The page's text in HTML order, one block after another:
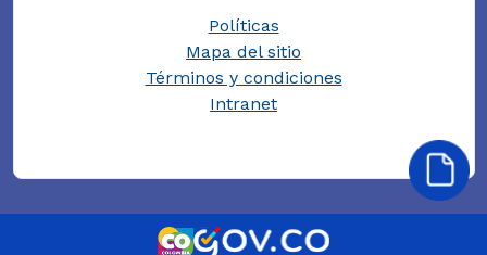
Políticas
Mapa del sitio
Términos y condiciones
Intranet